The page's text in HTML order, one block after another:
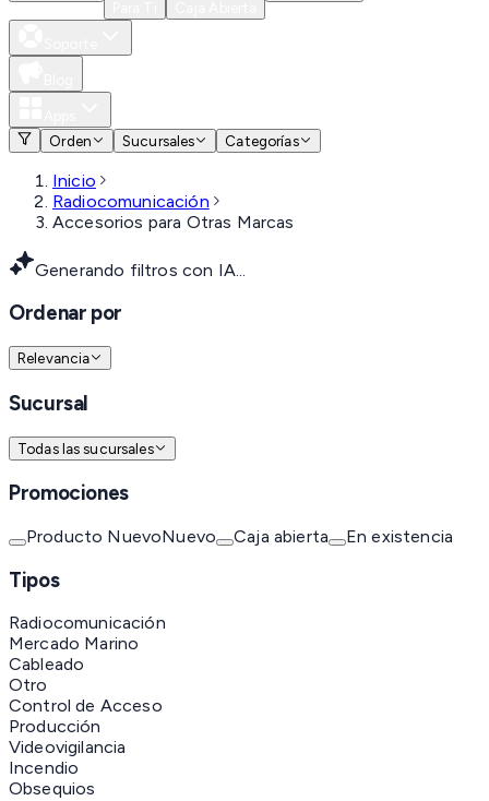
Orden
Sucursales Categorías
Inicio
Radiocomunicación
Accesorios para Otras Marcas
Generando filtros con IA...
Ordenar por
Relevancia
Sucursal
Todas las sucursales
Promociones
Producto NuevoNuevo Caja abierta En existencia
Tipos
Radiocomunicación
Mercado Marino
Cableado
Otro
Control de Acceso
Producción
Videovigilancia
Incendio
Obsequios